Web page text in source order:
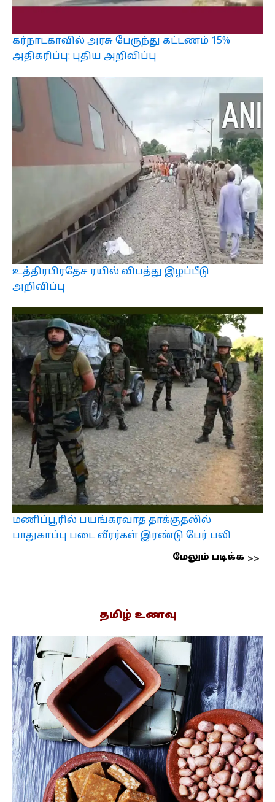
கர்நாடகாவில் அரசு பேருந்து கட்டணம் 15%
அதிகரிப்பு: புதிய அறிவிப்பு
உத்திரபிரதேச ரயில் விபத்து இழப்பீடு
அறிவிப்பு
மணிப்பூரில் பயங்கரவாத தாக்குதலில்
பாதுகாப்பு படை வீரர்கள் இரண்டு பேர் பலி
மேலும் படிக்க
தமிழ் உணவு